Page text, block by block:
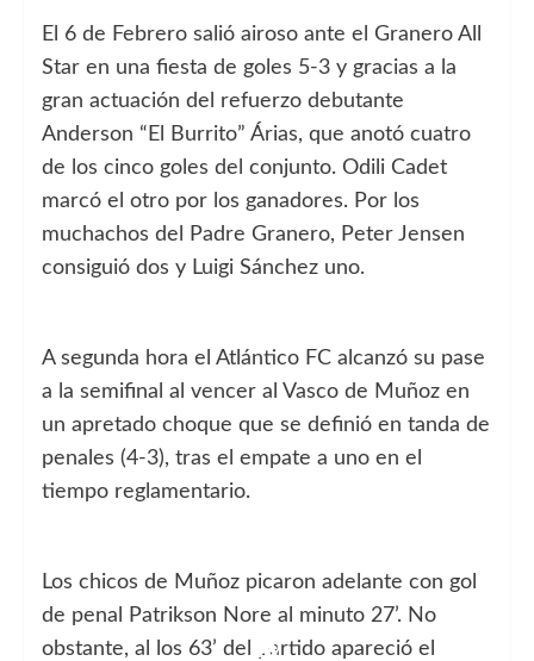
El 6 de Febrero salió airoso ante el Granero All
Star en una fiesta de goles 5-3 y gracias a la
gran actuación del refuerzo debutante
Anderson “El Burrito” Árias, que anotó cuatro
de los cinco goles del conjunto. Odili Cadet
marcó el otro por los ganadores. Por los
muchachos del Padre Granero, Peter Jensen
consiguió dos y Luigi Sánchez uno.
A segunda hora el Atlántico FC alcanzó su pase
a la semifinal al vencer al Vasco de Muñoz en
un apretado choque que se definió en tanda de
penales (4-3), tras el empate a uno en el
tiempo reglamentario.
Los chicos de Muñoz picaron adelante con gol
de penal Patrikson Nore al minuto 27’. No
obstante, al los 63’ del partido apareció el